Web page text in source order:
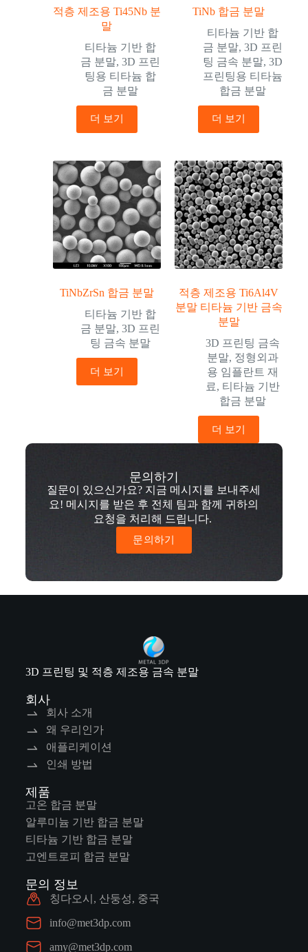
적층 제조용 Ti45Nb 분
말
티타늄 기반 합
금 분말,3D 프린
팅용 티타늄 합
금 분말
더 보기
TiNb 합금 분말
티타늄 기반 합
금 분말, 3D 프린
팅 금속 분말, 3D
프린팅용 티타늄
합금 분말
더 보기
TiNbZrSn 합금 분말
티타늄 기반 합
금 분말,3D 프린
팅 금속 분말
더 보기
적층 제조용 Ti6Al4V
분말 티타늄 기반 금속
분말
3D 프린팅 금속
분말, 정형외과
용 임플란트 재
료, 티타늄 기반
합금 분말
더 보기
문의하기
질문이 있으신가요? 지금 메시지를 보내주세
요! 메시지를 받은 후 전체 팀과 함께 귀하의
요청을 처리해 드립니다.
문의하기
3D 프린팅 및 적층 제조용 금속 분말
회사
회사 소개
왜 우리인가
애플리케이션
인쇄 방법
제품
고온 합금 분말
알루미늄 기반 합금 분말
티타늄 기반 합금 분말
고엔트로피 합금 분말
문의 정보
칭다오시, 산둥성, 중국
info@met3dp.com
amy@met3dp.com